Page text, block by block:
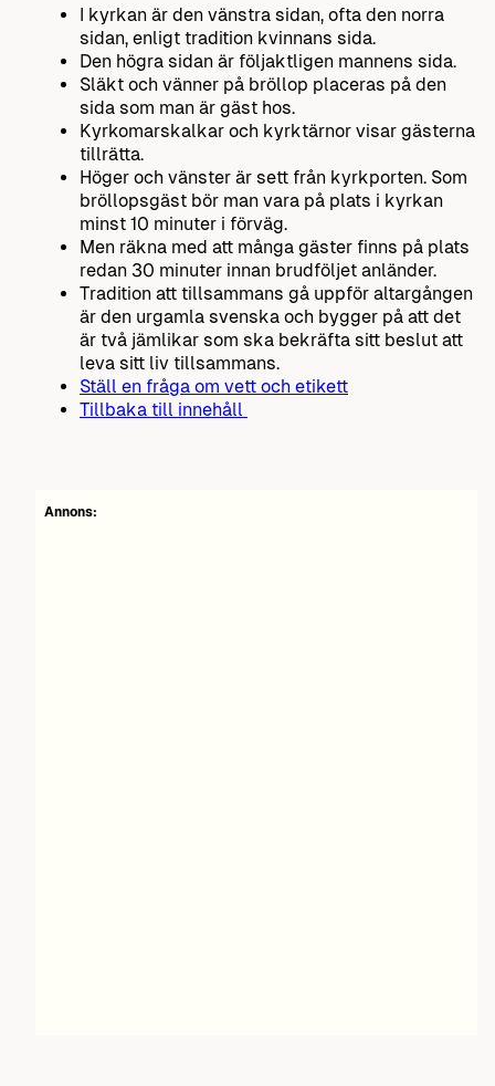
I kyrkan är den vänstra sidan, ofta den norra
sidan, enligt tradition kvinnans sida.
Den högra sidan är följaktligen mannens sida.
Släkt och vänner på bröllop placeras på den
sida som man är gäst hos.
Kyrkomarskalkar och kyrktärnor visar gästerna
tillrätta.
Höger och vänster är sett från kyrkporten. Som
bröllopsgäst bör man vara på plats i kyrkan
minst 10 minuter i förväg.
Men räkna med att många gäster finns på plats
redan 30 minuter innan brudföljet anländer.
Tradition att tillsammans gå uppför altargången
är den urgamla svenska och bygger på att det
är två jämlikar som ska bekräfta sitt beslut att
leva sitt liv tillsammans.
Ställ en fråga om vett och etikett
Tillbaka till innehåll
Annons: